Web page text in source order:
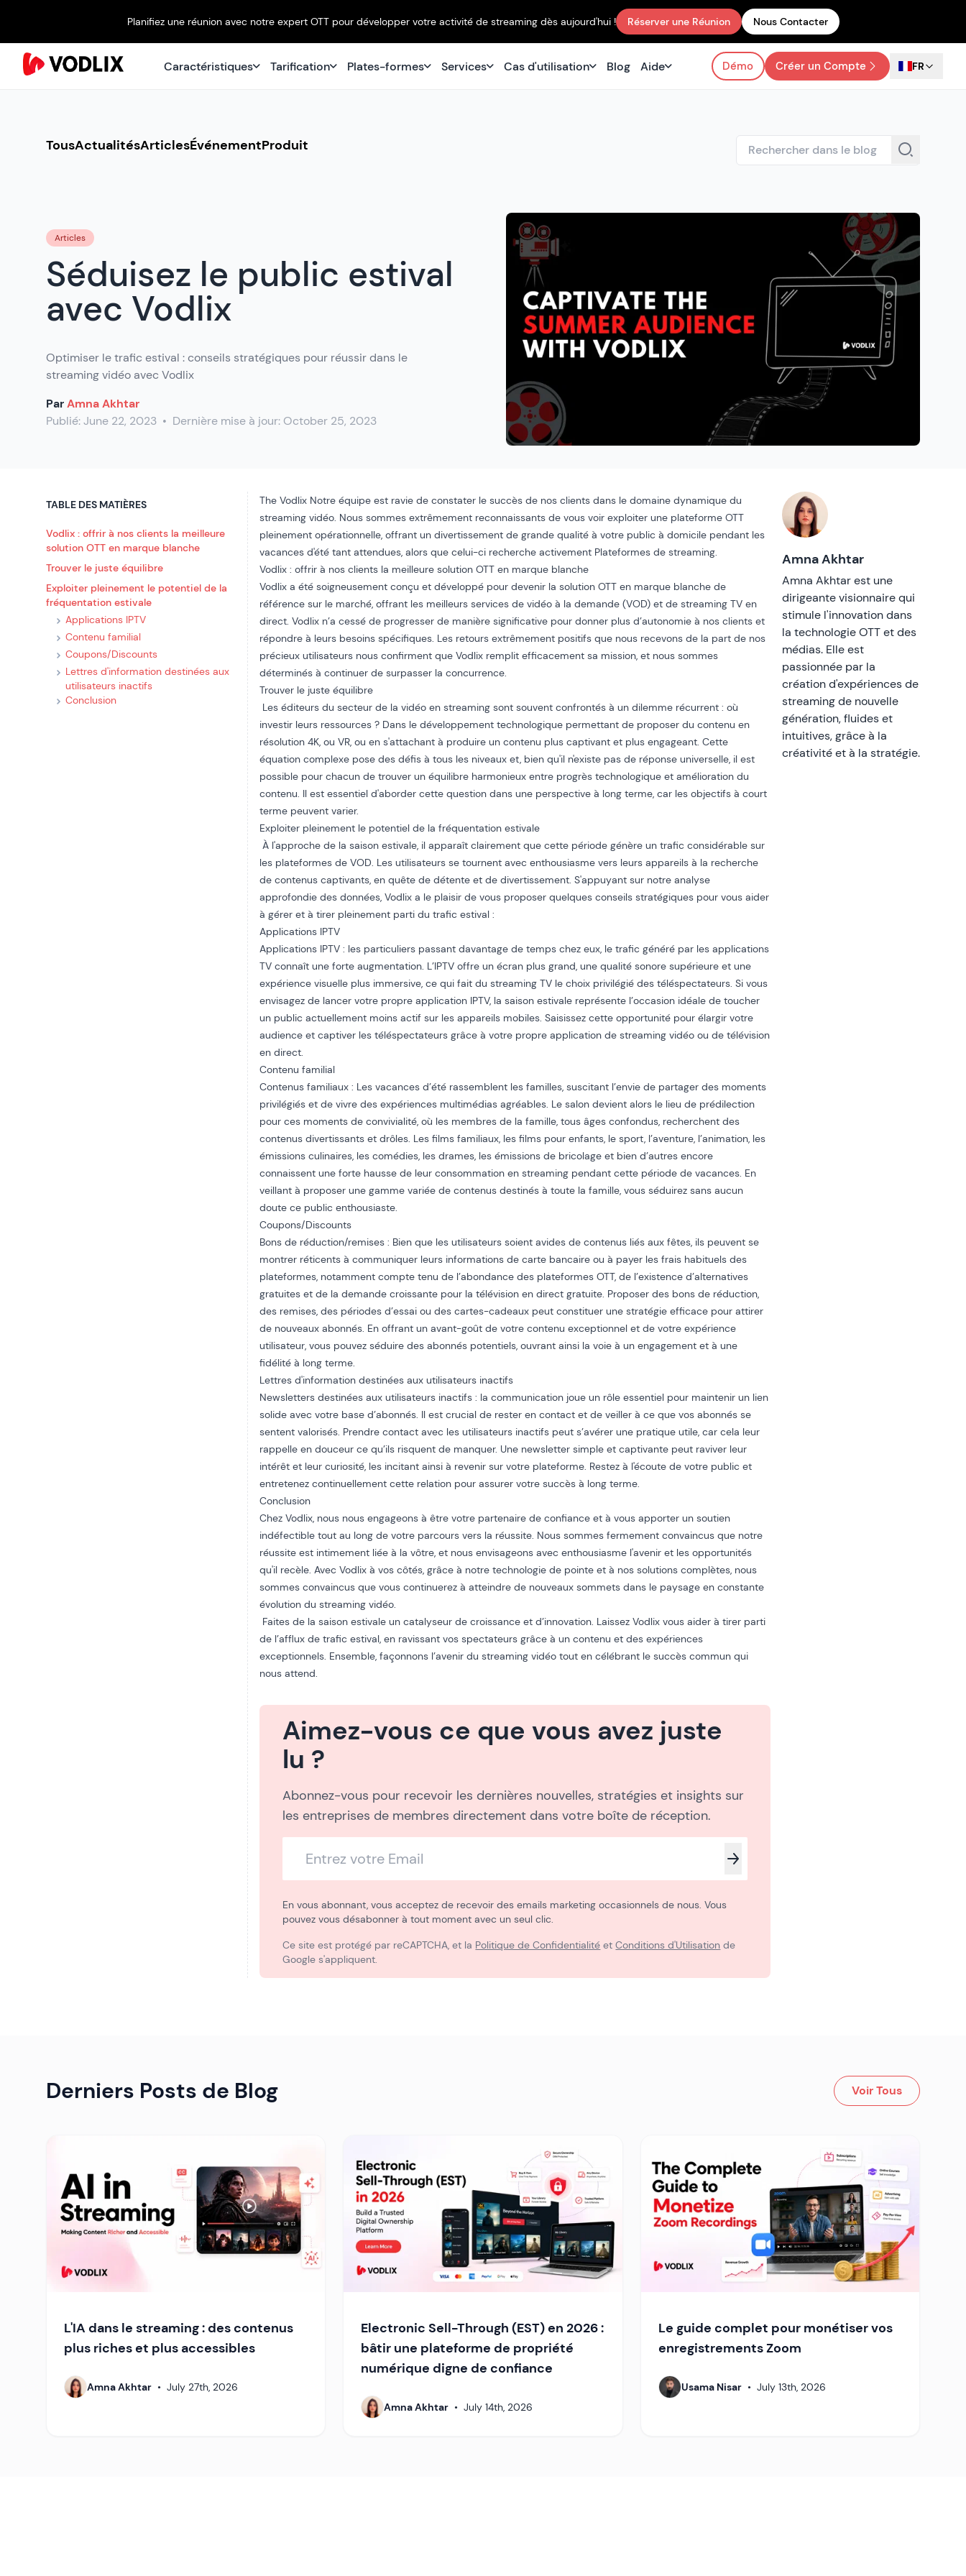
Planifiez une réunion avec notre expert OTT pour développer votre activité de streaming dès aujourd'hui ! Réserver une Réunion Nous Contacter
Caractéristiques Tarification Plates-formes Services Cas d'utilisation Blog Aide Démo Créer un Compte FR
TousActualitésArticlesÉvénementProduit
Articles
Séduisez le public estival
avec Vodlix
Optimiser le trafic estival : conseils stratégiques pour réussir dans le
streaming vidéo avec Vodlix
ParAmna Akhtar
Publié:June 22, 2023 • Dernière mise à jour: October 25, 2023
TABLE DES MATIÈRES
Vodlix : offrir à nos clients la meilleure
solution OTT en marque blanche
Trouver le juste équilibre
Exploiter pleinement le potentiel de la
fréquentation estivale
Applications IPTV
Contenu familial
Coupons/Discounts
Lettres d'information destinées aux
utilisateurs inactifs
Conclusion
TheVodlix Notre équipe est ravie de constater le succès de nos clients dans le domaine dynamique du
streaming vidéo. Nous sommes extrêmement reconnaissants de vous voir exploiter une plateforme OTT
pleinement opérationnelle, offrant un divertissement de grande qualité à votre public à domicile pendant les
vacances d'été tant attendues, alors que celui-ci recherche activement Plateformes de streaming.
Vodlix : offrir à nos clients la meilleure solution OTT en marque blanche
Vodlix a été soigneusement conçu et développé pour devenir la solution OTT en marque blanche de
référence sur le marché, offrant les meilleurs services de vidéo à la demande (VOD) et de streaming TV en
direct. Vodlix n’a cessé de progresser de manière significative pour donner plus d’autonomie à nos clients et
répondre à leurs besoins spécifiques. Les retours extrêmement positifs que nous recevons de la part de nos
précieux utilisateurs nous confirment que Vodlix remplit efficacement sa mission, et nous sommes
déterminés à continuer de surpasser la concurrence.
Trouver le juste équilibre
Les éditeurs du secteur de la vidéo en streaming sont souvent confrontés à un dilemme récurrent : où
investir leurs ressources ? Dans le développement technologique permettant de proposer du contenu en
résolution 4K, ouVR, ou en s'attachant à produire un contenu plus captivant et plus engageant. Cette
équation complexe pose des défis à tous les niveaux et, bien qu'il n'existe pas de réponse universelle, il est
possible pour chacun de trouver un équilibre harmonieux entre progrès technologique et amélioration du
contenu. Il est essentiel d'aborder cette question dans une perspective à long terme, car les objectifs à court
terme peuvent varier.
Exploiter pleinement le potentiel de la fréquentation estivale
À l'approche de la saison estivale, il apparaît clairement que cette période génère un trafic considérable sur
les plateformes de VOD. Les utilisateurs se tournent avec enthousiasme vers leurs appareils à la recherche
de contenus captivants, en quête de détente et de divertissement. S'appuyant sur notre analyse
approfondie des données, Vodlix a le plaisir de vous proposer quelques conseils stratégiques pour vous aider
à gérer et à tirer pleinement parti du trafic estival :
Applications IPTV
Applications IPTV : les particuliers passant davantage de temps chez eux, le trafic généré par les applications
TV connaît une forte augmentation. L’IPTV offre un écran plus grand, une qualité sonore supérieure et une
expérience visuelle plus immersive, ce qui fait du streaming TV le choix privilégié des téléspectateurs. Si vous
envisagez de lancer votre propre application IPTV, la saison estivale représente l’occasion idéale de toucher
un public actuellement moins actif sur les appareils mobiles. Saisissez cette opportunité pour élargir votre
audience et captiver les téléspectateurs grâce à votre propre application de streaming vidéo ou de télévision
en direct.
Contenu familial
Contenus familiaux : Les vacances d’été rassemblent les familles, suscitant l’envie de partager des moments
privilégiés et de vivre des expériences multimédias agréables. Le salon devient alors le lieu de prédilection
pour ces moments de convivialité, où les membres de la famille, tous âges confondus, recherchent des
contenus divertissants et drôles. Les films familiaux, les films pour enfants, le sport, l’aventure, l’animation, les
émissions culinaires, les comédies, les drames, les émissions de bricolage et bien d’autres encore
connaissent une forte hausse de leur consommation en streaming pendant cette période de vacances. En
veillant à proposer une gamme variée de contenus destinés à toute la famille, vous séduirez sans aucun
doute ce public enthousiaste.
Coupons/Discounts
Bons de réduction/remises : Bien que les utilisateurs soient avides de contenus liés aux fêtes, ils peuvent se
montrer réticents à communiquer leurs informations de carte bancaire ou à payer les frais habituels des
plateformes, notamment compte tenu de l’abondance des plateformes OTT, de l’existence d’alternatives
gratuites et de la demande croissante pour la télévision en direct gratuite. Proposer des bons de réduction,
des remises, des périodes d’essai ou des cartes-cadeaux peut constituer une stratégie efficace pour attirer
de nouveaux abonnés. En offrant un avant-goût de votre contenu exceptionnel et de votre expérience
utilisateur, vous pouvez séduire des abonnés potentiels, ouvrant ainsi la voie à un engagement et à une
fidélité à long terme.
Lettres d'information destinées aux utilisateurs inactifs
Newsletters destinées aux utilisateurs inactifs : la communication joue un rôle essentiel pour maintenir un lien
solide avec votre base d’abonnés. Il est crucial de rester en contact et de veiller à ce que vos abonnés se
sentent valorisés. Prendre contact avec les utilisateurs inactifs peut s’avérer une pratique utile, car cela leur
rappelle en douceur ce qu’ils risquent de manquer. Une newsletter simple et captivante peut raviver leur
intérêt et leur curiosité, les incitant ainsi à revenir sur votre plateforme. Restez à l'écoute de votre public et
entretenez continuellement cette relation pour assurer votre succès à long terme.
Conclusion
Chez Vodlix, nous nous engageons à être votre partenaire de confiance et à vous apporter un soutien
indéfectible tout au long de votre parcours vers la réussite. Nous sommes fermement convaincus que notre
réussite est intimement liée à la vôtre, et nous envisageons avec enthousiasme l'avenir et les opportunités
qu'il recèle. Avec Vodlix à vos côtés, grâce à notre technologie de pointe et à nos solutions complètes, nous
sommes convaincus que vous continuerez à atteindre de nouveaux sommets dans le paysage en constante
évolution du streaming vidéo.
Faites de la saison estivale un catalyseur de croissance et d’innovation. Laissez Vodlix vous aider à tirer parti
de l’afflux de trafic estival, en ravissant vos spectateurs grâce à un contenu et des expériences
exceptionnels. Ensemble, façonnons l’avenir du streaming vidéo tout en célébrant le succès commun qui
nous attend.
Aimez-vous ce que vous avez juste
lu ?
Abonnez-vous pour recevoir les dernières nouvelles, stratégies et insights sur
les entreprises de membres directement dans votre boîte de réception.
En vous abonnant, vous acceptez de recevoir des emails marketing occasionnels de nous. Vous
pouvez vous désabonner à tout moment avec un seul clic.
Ce site est protégé par reCAPTCHA, et la Politique de Confidentialité etConditions d'Utilisation de
Google s'appliquent.
Amna Akhtar
Amna Akhtar est une
dirigeante visionnaire qui
stimule l'innovation dans
la technologie OTT et des
médias. Elle est
passionnée par la
création d'expériences de
streaming de nouvelle
génération, fluides et
intuitives, grâce à la
créativité et à la stratégie.
Derniers Posts de Blog Voir Tous
L'IA dans le streaming : des contenus
plus riches et plus accessibles
Amna Akhtar • July 27th, 2026
Electronic Sell-Through (EST) en 2026 :
bâtir une plateforme de propriété
numérique digne de confiance
Amna Akhtar • July 14th, 2026
Le guide complet pour monétiser vos
enregistrements Zoom
Usama Nisar • July 13th, 2026